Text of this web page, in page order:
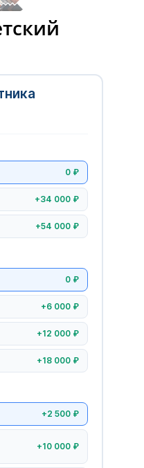
0 ₽
+34 000 ₽
+54 000 ₽
0 ₽
+6 000 ₽
+12 000 ₽
+18 000 ₽
+2 500 ₽
+10 000 ₽